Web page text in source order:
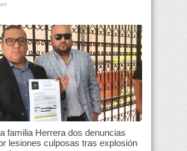
familia Herrera dos denuncias
lesiones culposas tras explosión